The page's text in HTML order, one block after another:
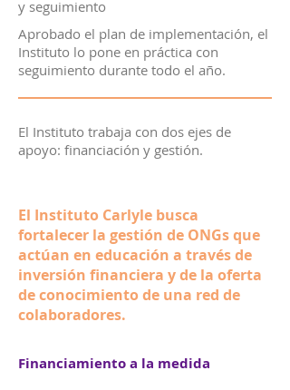
y seguimiento
Aprobado el plan de implementación, el
Instituto lo pone en práctica con
seguimiento durante todo el año.
El Instituto trabaja con dos ejes de
apoyo: financiación y gestión.
El Instituto Carlyle busca
fortalecer la gestión de ONGs que
actúan en educación a través de
inversión financiera y de la oferta
de conocimiento de una red de
colaboradores.
Financiamiento a la medida